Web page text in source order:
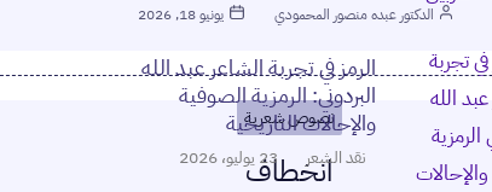
الدكتور عبده منصور المحمودي يونيو 18, 2026
نصوص شعرية
انخطاف
الرمز في تجربة الشاعر عبد الله
البردوني: الرمزية الصوفية
والإحالات التاريخية
نقد الشعر 23 يوليو، 2026